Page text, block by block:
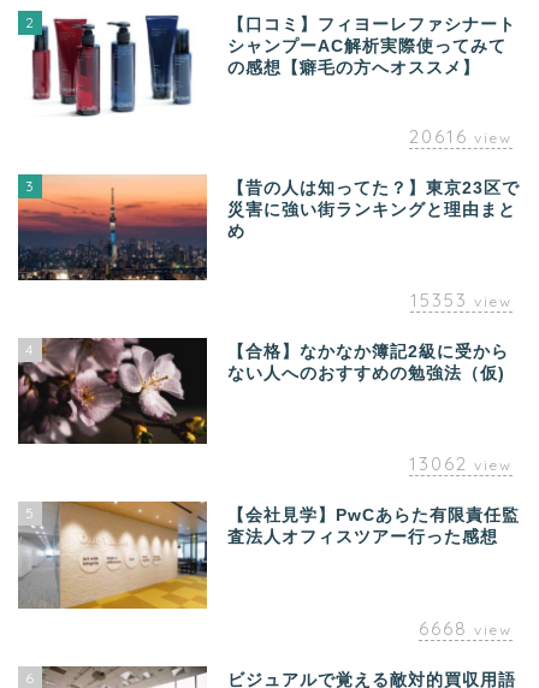
2
【口コミ】フィヨーレファシナート
シャンプーAC解析実際使ってみて
の感想【癖毛の方へオススメ】
20616 view
3
【昔の人は知ってた？】東京23区で
災害に強い街ランキングと理由まと
め
15353 view
4
【合格】なかなか簿記2級に受から
ない人へのおすすめの勉強法（仮)
13062 view
5
【会社見学】PwCあらた有限責任監
査法人オフィスツアー行った感想
6668 view
6
ビジュアルで覚える敵対的買収用語